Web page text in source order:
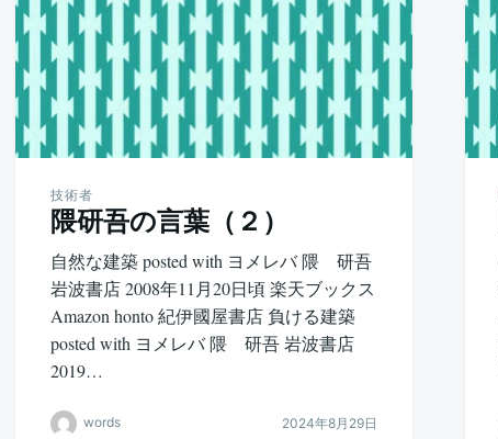
技術者
隈研吾の言葉（２）
自然な建築 posted with ヨメレバ 隈 研吾
岩波書店 2008年11月20日頃 楽天ブックス
Amazon honto 紀伊國屋書店 負ける建築
posted with ヨメレバ 隈 研吾 岩波書店
2019…
words 2024年8月29日